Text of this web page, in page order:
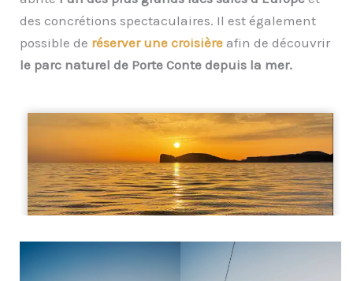
des concrétions spectaculaires. Il est également
possible de réserver une croisière afin de découvrir
le parc naturel de Porte Conte depuis la mer.